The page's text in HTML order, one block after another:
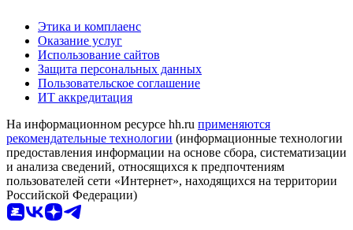
Этика и комплаенс
Оказание услуг
Использование сайтов
Защита персональных данных
Пользовательское соглашение
ИТ аккредитация
На информационном ресурсе hh.ru применяются
рекомендательные технологии (информационные технологии
предоставления информации на основе сбора, систематизации
и анализа сведений, относящихся к предпочтениям
пользователей сети «Интернет», находящихся на территории
Российской Федерации)